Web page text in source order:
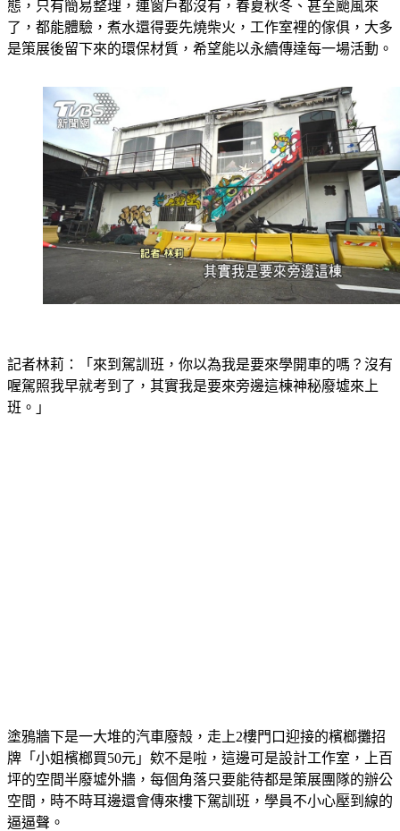
態，只有簡易整理，連窗戶都沒有，春夏秋冬、甚至颱風來
了，都能體驗，煮水還得要先燒柴火，工作室裡的傢俱，大多
是策展後留下來的環保材質，希望能以永續傳達每一場活動。
記者林莉：「來到駕訓班，你以為我是要來學開車的嗎？沒有
喔駕照我早就考到了，其實我是要來旁邊這棟神秘廢墟來上
班。」
塗鴉牆下是一大堆的汽車廢殼，走上2樓門口迎接的檳榔攤招
牌「小姐檳榔買50元」欸不是啦，這邊可是設計工作室，上百
坪的空間半廢墟外牆，每個角落只要能待都是策展團隊的辦公
空間，時不時耳邊還會傳來樓下駕訓班，學員不小心壓到線的
逼逼聲。